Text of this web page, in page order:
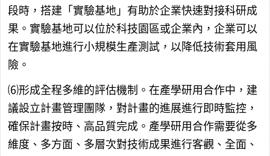
段時，搭建「實驗基地」有助於企業快速對接科研成
果。實驗基地可以位於科技園區或企業內，企業可以
在實驗基地進行小規模生產測試，以降低技術套用風
險。
⑹形成全程多維的評估機制。在產學研用合作中，建
議設立計畫管理團隊，對計畫的進展進行即時監控，
確保計畫按時、高品質完成。產學研用合作需要從多
維度、多方面、多層次對技術成果進行客觀、全面、